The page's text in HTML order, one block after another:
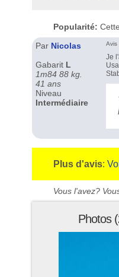
Popularité:
Par Nicolas
Gabarit L
1m84 88 kg.
41 ans
Niveau
Intermédiaire
Avis
Je
Plus d'avis:
Vous l'avez?
Photos